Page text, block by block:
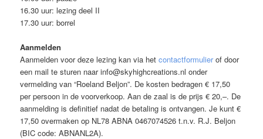
16.30 uur: lezing deel II
17.30 uur: borrel
Aanmelden
Aanmelden voor deze lezing kan via hetcontactformulierof door
een mail te sturen naar info@skyhighcreations.nl onder
vermelding van “Roeland Beljon”. De kosten bedragen € 17,50
per persoon in de voorverkoop. Aan de zaal is de prijs € 20,–. De
aanmelding is definitief nadat de betaling is ontvangen. Je kunt €
17,50 overmaken op NL78 ABNA 0467074526 t.n.v. R.J. Beljon
(BIC code: ABNANL2A).